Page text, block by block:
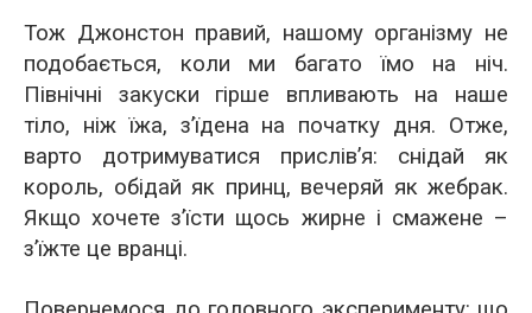
Тож Джонстон правий, нашому організму не
подобається, коли ми багато їмо на ніч.
Північні закуски гірше впливають на наше
тіло, ніж їжа, з’їдена на початку дня. Отже,
варто дотримуватися прислів’я: снідай як
король, обідай як принц, вечеряй як жебрак.
Якщо хочете з’їсти щось жирне і смажене –
з’їжте це вранці.